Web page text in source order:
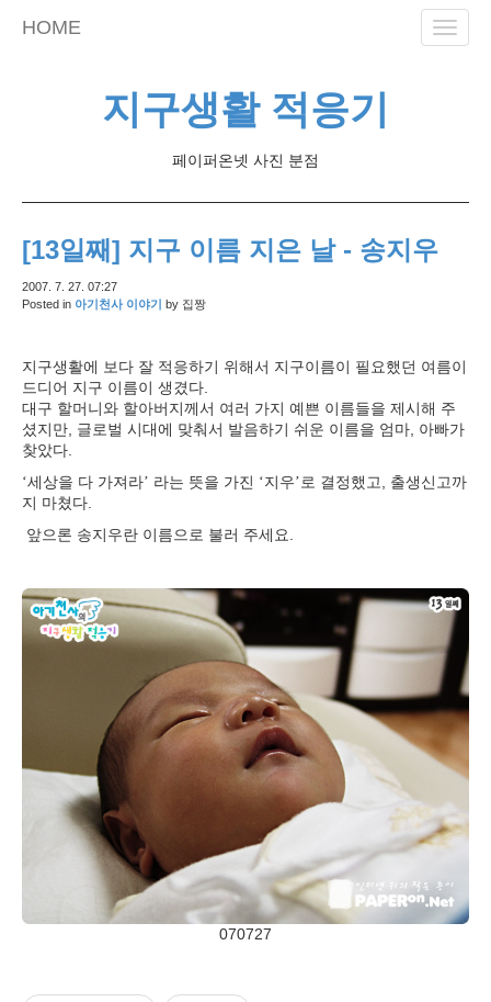
Toggle
HOME
지구생활 적응기
페이퍼온넷 사진 분점
[13일째] 지구 이름 지은 날 - 송지우
2007. 7. 27. 07:27
Posted in 아기천사 이야기 by 집짱
지구생활에 보다 잘 적응하기 위해서 지구이름이 필요했던 여름이
드디어 지구 이름이 생겼다
대구 할머니와 할아버지께서 여러 가지 예쁜 이름들을 제시해 주
셨지만 글로벌 시대에 맞춰서 발음하기 쉬운 이름을 엄마 아빠가
찾았다
‘세상을 다 가져라’ 라는 뜻을 가진 ‘지우’ 로 결정했고
출생신고까
지 마쳤다
앞으론 송지우란 이름으로 불러 주세요
070727